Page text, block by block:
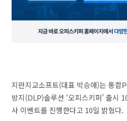
지란지교소프트(대표 박승애)는 통합P
방지(DLP)솔루션 ‘오피스키퍼’출시
사 이벤트를 진행한다고 10일 밝혔다.